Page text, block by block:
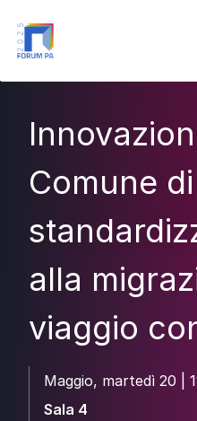
Comune
alla
viaggio
Maggio, martedì 20 |
Sala 4